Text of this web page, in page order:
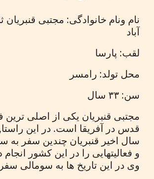
نام ونام خانوادگی: مجتبی قنبریان
آباد
لقب: پارسا
محل تولد: رامسر
سن: ۳۳ سال
مجتبی قنبریان یکی از اصلی ترین
قدس در آفریقا است. در این
سال اخیر قنبریان چندین سفر به
و فعالیتهایی را در این کشور
وی در این تاریخ ها به سومالی